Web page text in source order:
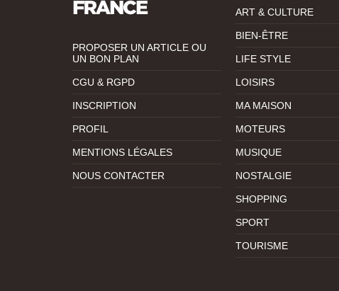
PROPOSER UN ARTICLE OU
UN BON PLAN
CGU & RGPD
INSCRIPTION
PROFIL
MENTIONS LÉGALES
NOUS CONTACTER
ART & CULTURE
BIEN-ÊTRE
LIFE STYLE
LOISIRS
MA MAISON
MOTEURS
MUSIQUE
NOSTALGIE
SHOPPING
SPORT
TOURISME